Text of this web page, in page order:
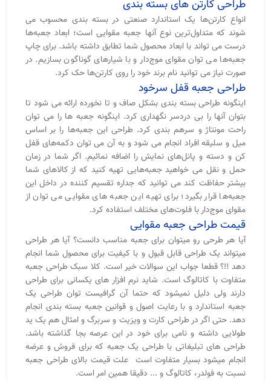
طراحی کارتن های بسته بندی
انواع کارتن‌ها یک استاندارد صنعتی در بسته بندی محسوب می
شوند که متداول‌ترین نوع آنها جعبه مقوایی است؛ ابعاد جعبه‌ها
درست می تواند با ابعاد محصول شما تطابق داشته باشد. برای چاپ
جعبه‌ها می توان مقوای موج‌دار و با شیارهای گوناگون بسازیم. در
صورت نیاز می توانید نام برند خود را روی کارتن‌ها حک کرد.
طراحی جعبه قفل سرخود
اینگونه طراحی بسته بندی بشکل صاف و تا نخورده ارائه می شود تا
بتوان آنها را بی دردسر نگهداری کرد. اینگونه جعبه ها را می توان
راحت مونتاژ و سرهم بندی کرد. طراحی این جعبه‌ها را بر اساس
میل و سلیقه افراد انجام می شود و به آن می توان دکمه‌های قفل
کن و دسته و پانل‌های نمایش را اضافه نمائیم. اگر شما در زمان
حمل و نقل می خواهید جعبه‌هایی تهیه کنید که از کالاهای شما
بیشتر حفاظت کند می توانید که جداره تقسیم کننده در داخل این
جعبه‌ها قرار بگیرد؛ برای تهیه این جعبه های مقوایی می توان از
مقوای موج‌دار با فلوت‌های مختلف استفاده کرد.
قیمت طراحی جعبه مقوایی
آیا هر طرحی رو میتوان برای جعبه مناسب دانست؟ آیا هر طراحی
میتواند یک طراحی قابل قبول و با کیفیت برای محصول شما انجام
دهد !!؟ قطعا جواب این سوالات خیر است. کلا سبک طراحی جعبه
متفاوت با کاتالوگ است. شاید نرم افزار های یکسانی برای طراحی
دارند ولی دلیل نمیشود که حتما آن گرافیست توان طراحی یک
جعبه استاندارد و با رعایت اصول و قوانین جعبه بسته بندی انجام
دهد. حتی اگر در طراحی کارت و ویزیت و سربرگ و امثال هم یک ید
طولایی داشته و نامی برای خود در این عرصه بجا گذاشته باشد.
طراحی های تبلیغاتی با طراحی یک جعبه که برای فروش و عرضه
انجام میشود بسیار متفاوت است علت قیمت بالای طراحی جعبه
نسبت به فولدر، کاتالوگ و ... دقیقا همین امر است.